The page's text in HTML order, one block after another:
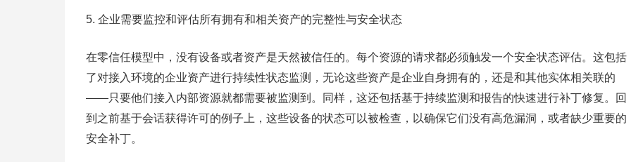
5. 企业需要监控和评估所有拥有和相关资产的完整性与安全状态
在零信任模型中，没有设备或者资产是天然被信任的。每个资源的请求都必须触发一个安全状态评估。这包括
了对接入环境的企业资产进行持续性状态监测，无论这些资产是企业自身拥有的，还是和其他实体相关联的
——只要他们接入内部资源就都需要被监测到。同样，这还包括基于持续监测和报告的快速进行补丁修复。回
到之前基于会话获得许可的例子上，这些设备的状态可以被检查，以确保它们没有高危漏洞，或者缺少重要的
安全补丁。